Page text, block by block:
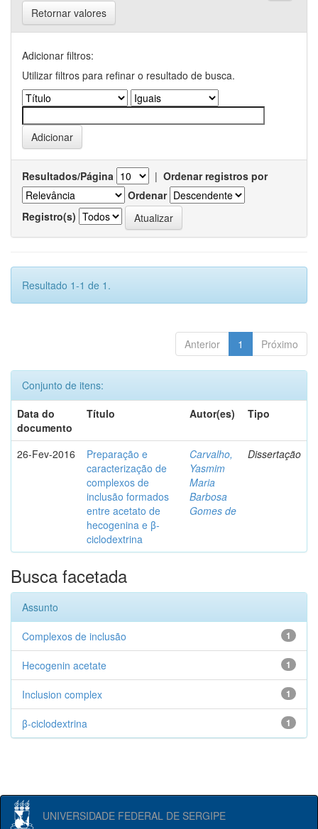
Retornar valores
Adicionar filtros:
Utilizar filtros para refinar o resultado de busca.
Resultados/Página | Ordenar registros por
Ordenar
Registro(s)
Resultado 1-1 de 1.
Anterior 1 Próximo
Conjunto de itens:
Data do
documento
Título Autor(es) Tipo
26-Fev-2016
Preparação e
caracterização de
complexos de
inclusão formados
entre acetato de
hecogenina e β-
ciclodextrina
Carvalho,
Yasmim
Maria
Barbosa
Gomes de
Dissertação
Busca facetada
Assunto
1
Complexos de inclusão
1
Hecogenin acetate
1
Inclusion complex
1
β-ciclodextrina
UNIVERSIDADE FEDERAL DE SERGIPE